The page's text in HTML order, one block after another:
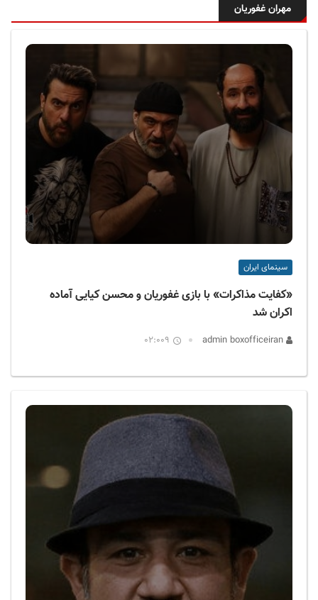
آ
س
ا
ی
ر
ا
ن
مهران غفوریان
سینمای ایران
«کفایت مذاکرات» با بازی غفوریان و محسن کیایی آماده
اکران شد
02:009